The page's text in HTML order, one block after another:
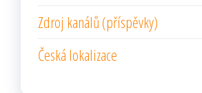
Zdroj kanálů (příspěvky)
Česká lokalizace